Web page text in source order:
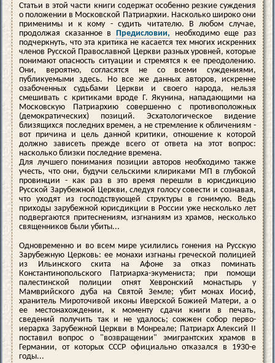
Статьи в этой части книги содержат особенно резкие суждения
о положении в Московской Патриархии. Насколько широко они
применимы и к кому - судить читателю. В любом случае,
продолжая сказанное в
Предисловии, необходимо еще раз
подчеркнуть, что эта критика не касается тех многих искренних
членов Русской Православной Церкви разных уровней, которые
понимают опасность ситуации и стремятся к ее преодолению.
Они, вероятно, согласятся не со всеми суждениями,
публикуемыми здесь. Но все же данных авторов, искренне
озабоченных судьбами Церкви и своего народа, нельзя
смешивать с критиками вроде Г. Якунина, нападающими на
Московскую Патриархию совершенно с противоположных
(демократических) позиций. Эсхатологическое видение
близящихся последних времен, а не стремление к обличениям -
вот причина и цель данной критики, отношение к которой
должно зависеть прежде всего от ответа на этот вопрос:
насколько близки последние времена.
Для лучшего понимания позиции авторов необходимо также
учесть, что они, будучи сельскими клириками МП в глубокой
провинции - как раз в это время перешли в юрисдикцию
Русской Зарубежной Церкви, следуя голосу совести и сознавая,
что уходят из господствующей структуры в гонимую. Ведь
приходы зарубежной юрисдикции в России уже несколько лет
подвергаются притеснениям, изгнаниям из храмов, несколько
священников были убиты...
Одновременно и во всем мире усилились гонения на Русскую
Зарубежную Церковь: ее монахи изгнаны греческой полицией
из Ильинского скита на Афоне за отказ поминать
Константинопольского Патриарха-экумениста; при помощи
палестинской полиции отнят Хевронский монастырь у
Мамврийского дуба на Святой Земле; убит монах Иосиф,
хранитель Мироточивой иконы Иверской Божией Матери, а о
ее местонахождении, к моменту сдачи книги в печать,
сведений получить так и не удалось; сожжен собор перво-
иерарха Зарубежной Церкви в Монреале; Патриарх Алексий II
поставил вопрос о "возвращении" эмигрантских храмов в
Германии, от которых СССР официально отказался в 1930-е
годы...